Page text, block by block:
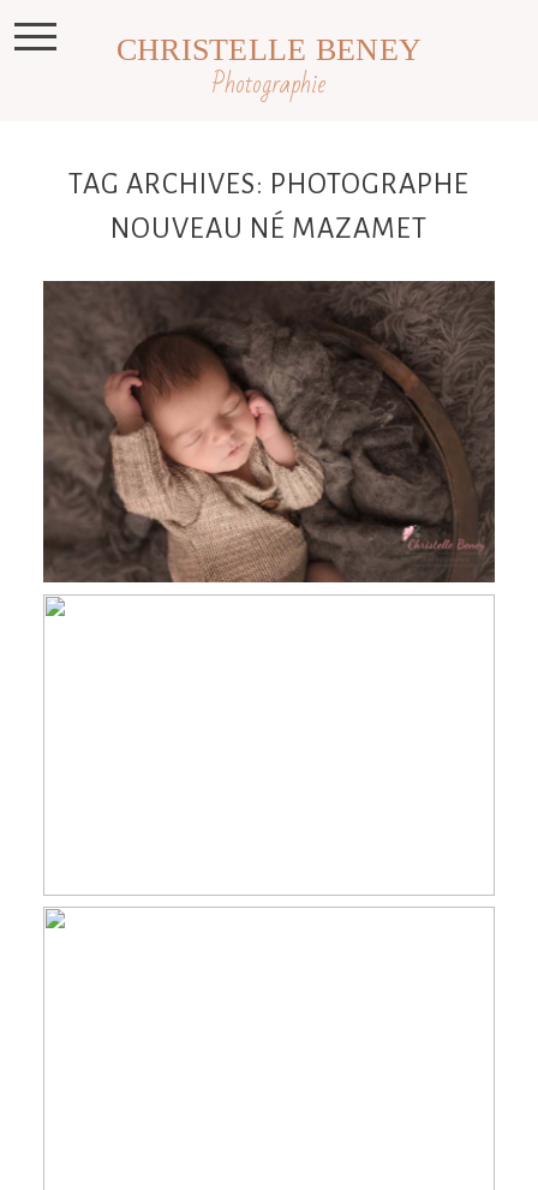
Photographie
CHRISTELLE BENEY
TAG ARCHIVES: PHOTOGRAPHE
NOUVEAU NÉ MAZAMET
Djulian, 11 jours, photographe
nouveau-né Toulouse, Castres, Revel